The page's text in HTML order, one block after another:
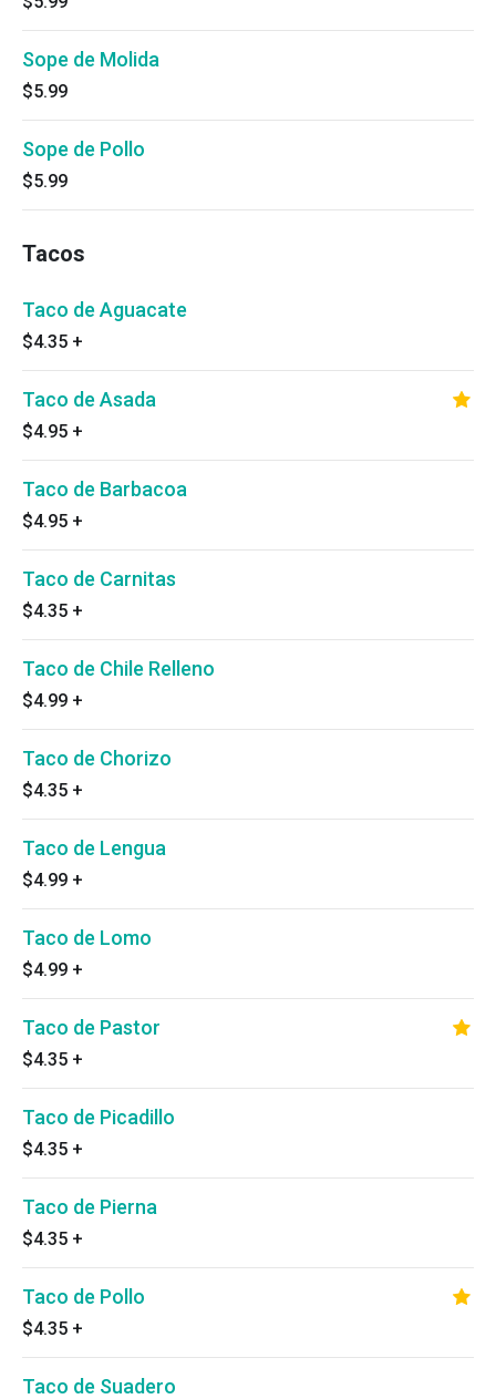
Sope de Molida
$5.99
Sope de Pollo
$5.99
Tacos
Taco de Aguacate
$4.35 +
Taco de Asada
$4.95 +
Taco de Barbacoa
$4.95 +
Taco de Carnitas
$4.35 +
Taco de Chile Relleno
$4.99 +
Taco de Chorizo
$4.35 +
Taco de Lengua
$4.99 +
Taco de Lomo
$4.99 +
Taco de Pastor
$4.35 +
Taco de Picadillo
$4.35 +
Taco de Pierna
$4.35 +
Taco de Pollo
$4.35 +
Taco de Suadero